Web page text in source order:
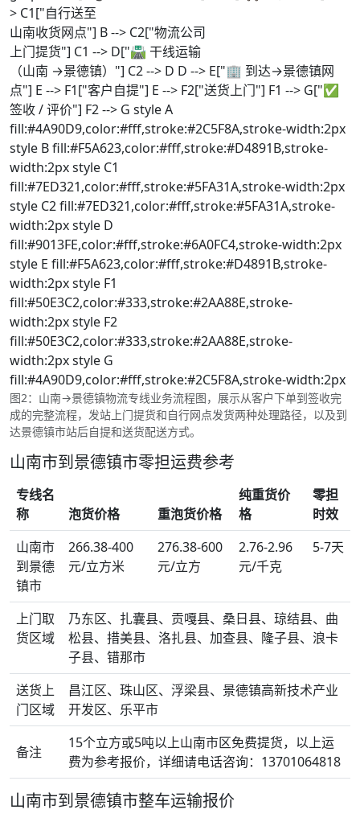
> C1["自行送至
山南收货网点"] B --> C2["物流公司
上门提货"] C1 --> D["🛣️ 干线运输
（山南 →景德镇）"] C2 --> D D --> E["🏢 到达→景德镇网
点"] E --> F1["客户自提"] E --> F2["送货上门"] F1 --> G["✅
签收 / 评价"] F2 --> G style A
fill:#4A90D9,color:#fff,stroke:#2C5F8A,stroke-width:2px
style B fill:#F5A623,color:#fff,stroke:#D4891B,stroke-
width:2px style C1
fill:#7ED321,color:#fff,stroke:#5FA31A,stroke-width:2px
style C2 fill:#7ED321,color:#fff,stroke:#5FA31A,stroke-
width:2px style D
fill:#9013FE,color:#fff,stroke:#6A0FC4,stroke-width:2px
style E fill:#F5A623,color:#fff,stroke:#D4891B,stroke-
width:2px style F1
fill:#50E3C2,color:#333,stroke:#2AA88E,stroke-
width:2px style F2
fill:#50E3C2,color:#333,stroke:#2AA88E,stroke-
width:2px style G
fill:#4A90D9,color:#fff,stroke:#2C5F8A,stroke-width:2px
图2：山南→景德镇物流专线业务流程图，展示从客户下单到签收完
成的完整流程，发站上门提货和自行网点发货两种处理路径，以及到
达景德镇市站后自提和送货配送方式。
山南市到景德镇市零担运费参考
专线名
称
泡货价格 重泡货价格
纯重货价
格
零担
时效
山南市
到景德
镇市
266.38-400
元/立方米
276.38-600
元/立方
2.76-2.96
元/千克
5-7天
上门取
货区域
乃东区、扎囊县、贡嘎县、桑日县、琼结县、曲
松县、措美县、洛扎县、加查县、隆子县、浪卡
子县、错那市
送货上
门区域
昌江区、珠山区、浮梁县、景德镇高新技术产业
开发区、乐平市
备注
15个立方或5吨以上山南市区免费提货，以上运
费为参考报价，详细请电话咨询：13701064818
山南市到景德镇市整车运输报价